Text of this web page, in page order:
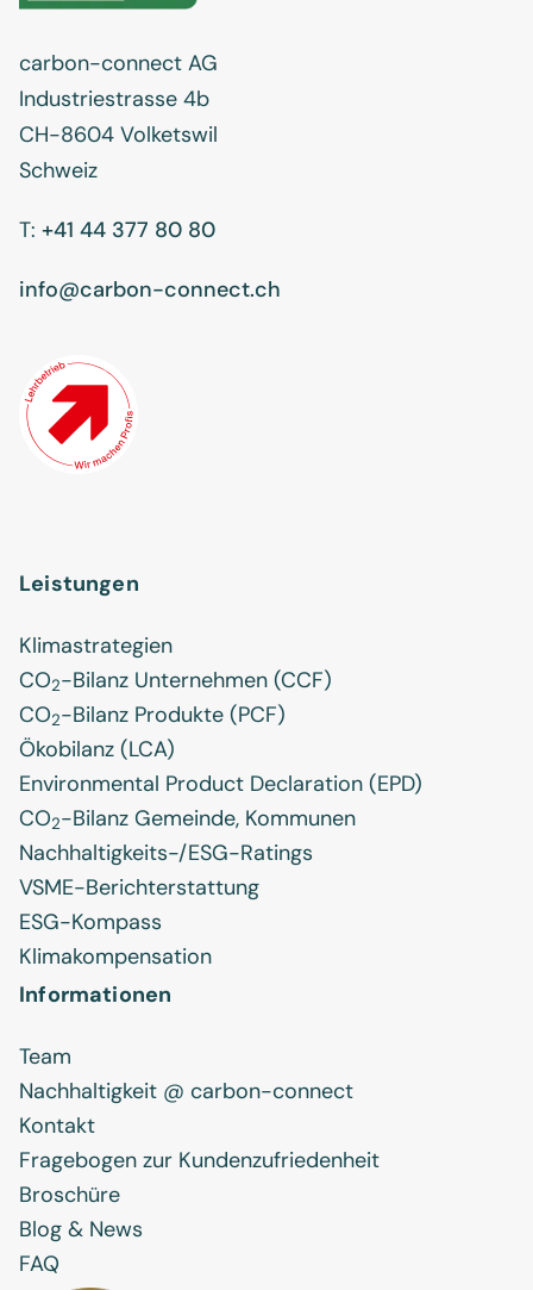
carbon-connect AG
Industriestrasse 4b
CH-8604 Volketswil
Schweiz
T: +41 44 377 80 80
info@carbon-connect.ch
Leistungen
Klimastrategien
CO2-Bilanz Unternehmen (CCF)
CO2-Bilanz Produkte (PCF)
Ökobilanz (LCA)
Environmental Product Declaration (EPD)
CO2-Bilanz Gemeinde, Kommunen
Nachhaltigkeits-/ESG-Ratings
VSME-Berichterstattung
ESG-Kompass
Klimakompensation
Informationen
Team
Nachhaltigkeit @ carbon-connect
Kontakt
Fragebogen zur Kundenzufriedenheit
Broschüre
Blog & News
FAQ